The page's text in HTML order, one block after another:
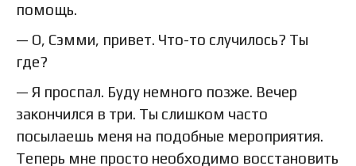
помощь.
— О, Сэмми, привет. Что-то случилось? Ты
где?
— Я проспал. Буду немного позже. Вечер
закончился в три. Ты слишком часто
посылаешь меня на подобные мероприятия.
Теперь мне просто необходимо восстановить